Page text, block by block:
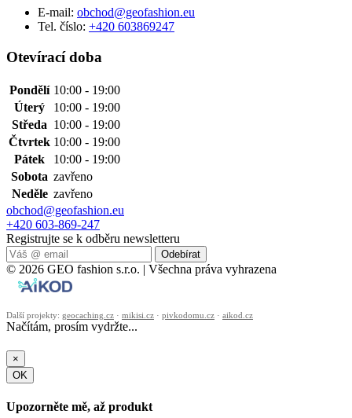
E-mail: obchod@geofashion.eu
Tel. číslo: +420 603869247
Otevírací doba
Pondělí 10:00 - 19:00
Úterý
10:00 - 19:00
Středa 10:00 - 19:00
Čtvrtek 10:00 - 19:00
Pátek
10:00 - 19:00
Sobota zavřeno
Neděle zavřeno
obchod@geofashion.eu
+420 603-869-247
Registrujte se k odběru newsletteru
Odebírat
© 2026 GEO fashion s.r.o. | Všechna práva vyhrazena
Další projekty: geocaching.cz · mikisi.cz · pivkodomu.cz · aikod.cz
Načítám, prosím vydržte...
×
OK
Upozorněte mě, až produkt